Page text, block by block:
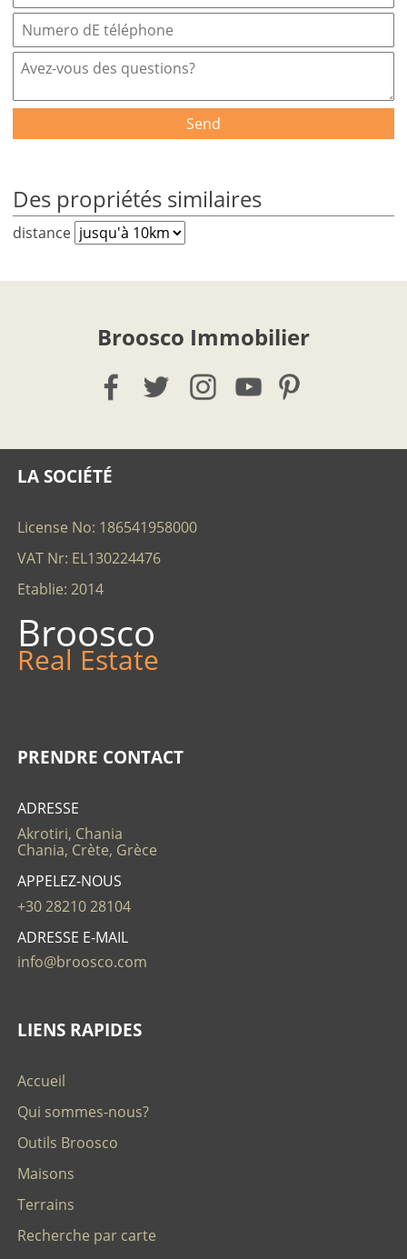
Send
Des propriétés similaires
distance
Broosco Immobilier
LA SOCIÉTÉ
License No: 186541958000
VAT Nr: EL130224476
Etablie: 2014
Broosco
Real Estate
PRENDRE CONTACT
ADRESSE
Akrotiri, Chania
Chania, Crète, Grèce
APPELEZ-NOUS
+30 28210 28104
ADRESSE E-MAIL
info@broosco.com
LIENS RAPIDES
Accueil
Qui sommes-nous?
Outils Broosco
Maisons
Terrains
Recherche par carte